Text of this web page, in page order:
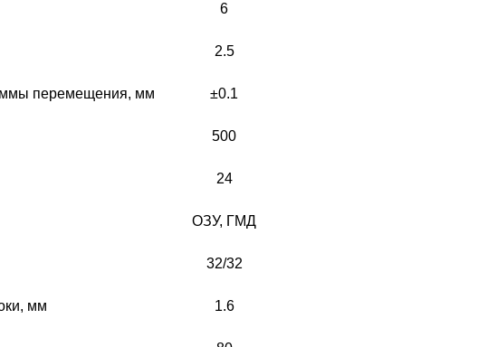
6
2.5
перемещения, мм ±0.1
500
24
ОЗУ, ГМД
32/32
мм 1.6